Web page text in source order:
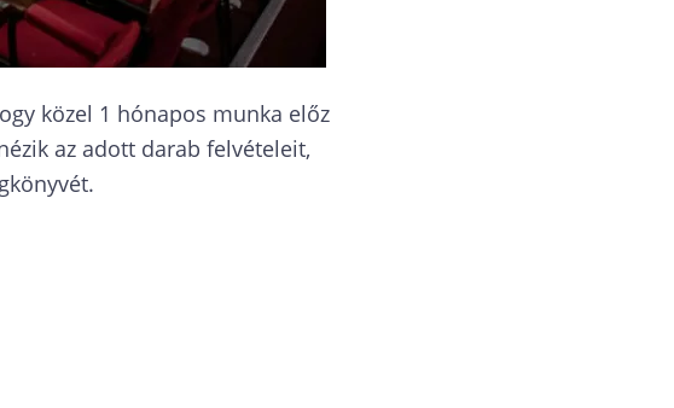
közel 1 hónapos munka előz
az adott darab felvételeit,